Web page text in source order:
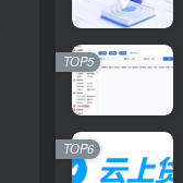
TOP5
TOP6